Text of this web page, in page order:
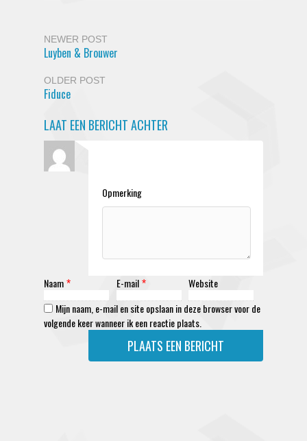
NEWER POST
Luyben & Brouwer
OLDER POST
Fiduce
LAAT EEN BERICHT ACHTER
Opmerking
Naam * E-mail *
Website
Mijn naam, e-mail en site opslaan in deze browser voor de
volgende keer wanneer ik een reactie plaats.